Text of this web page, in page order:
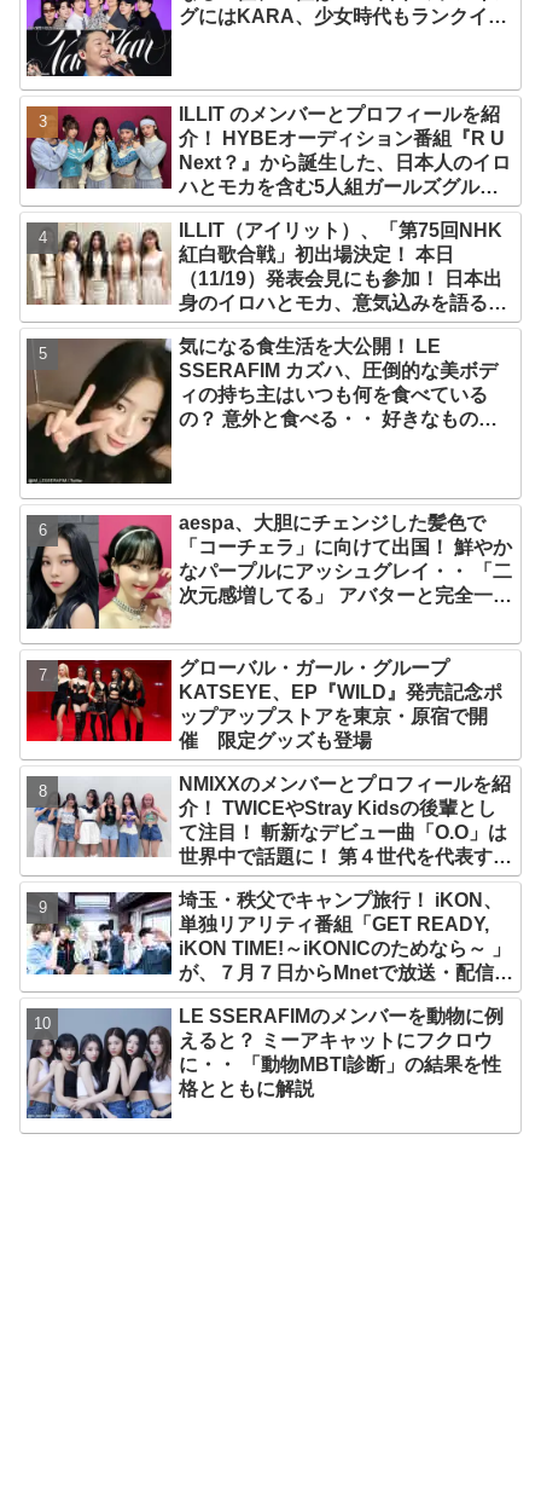
グにはKARA、少女時代もランクイ
ILLIT のメンバーとプロフィールを紹
介！ HYBEオーディション番組『R U
Next？』から誕生した、日本人のイロ
ハとモカを含む5人組ガールズグルー
プ！ デビュー曲「Magnetic」がいき
なりの大ヒット
ILLIT（アイリット）、「第75回NHK
紅白歌合戦」初出場決定！ 本日
（11/19）発表会見にも参加！ 日本出
身のイロハとモカ、意気込みを語る
「ずっと夢見てたステージ…嬉しくて
光栄」
気になる食生活を大公開！ LE
SSERAFIM カズハ、圧倒的な美ボデ
ィの持ち主はいつも何を食べている
の？ 意外と食べる・・ 好きなものを
aespa、大胆にチェンジした髪色で
「コーチェラ」に向けて出国！ 鮮やか
なパープルにアッシュグレイ・・ 「二
次元感増してる」 アバターと完全一致
グローバル・ガール・グループ
KATSEYE、EP『WILD』発売記念ポ
ップアップストアを東京・原宿で開
催 限定グッズも登場
NMIXXのメンバーとプロフィールを紹
介！ TWICEやStray Kidsの後輩とし
て注目！ 斬新なデビュー曲「O.O」は
世界中で話題に！ 第４世代を代表する
美女ソリュンをはじめ、全員ビジュア
ルメンバーといわれるその魅力をチェ
ック
埼玉・秩父でキャンプ旅行！ iKON、
単独リアリティ番組「GET READY,
iKON TIME!～iKONICのためなら～ 」
が、７月７日からMnetで放送・配信ス
タート
LE SSERAFIMのメンバーを動物に例
えると？ ミーアキャットにフクロウ
に・・ 「動物MBTI診断」の結果を性
格とともに解説